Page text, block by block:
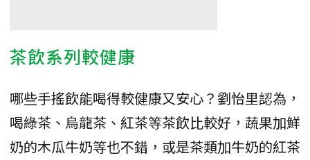
茶飲系列較健康
哪些手搖飲能喝得較健康又安心？劉怡里認為，
喝綠茶、烏龍茶、紅茶等茶飲比較好，蔬果加鮮
奶的木瓜牛奶等也不錯，或是茶類加牛奶的紅茶